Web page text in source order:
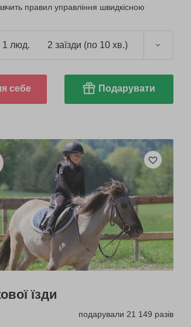
правил управління швидкісною
1 люд. 2 заїзди (по 10 хв.)
себе Подарувати
їзди
подарували 21 149 разів